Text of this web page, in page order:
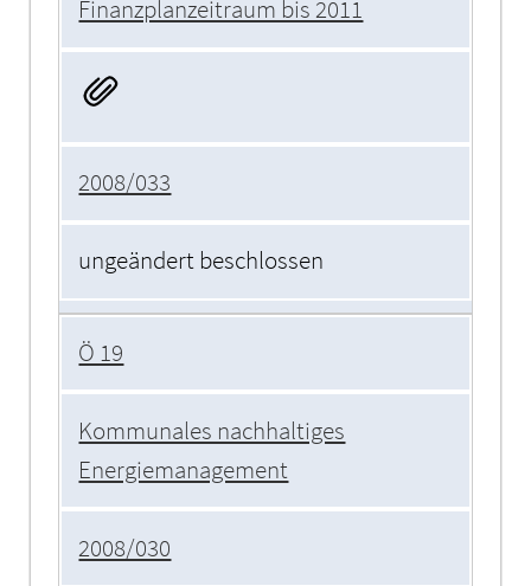
Finanzplanzeitraum bis 2011
2008/033
ungeändert beschlossen
Ö 19
Kommunales nachhaltiges
Energiemanagement
2008/030